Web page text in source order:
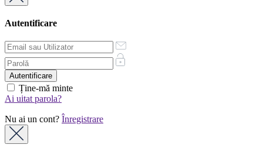
Autentificare
Ține-mă minte
Ai uitat parola?
Nu ai un cont? Înregistrare